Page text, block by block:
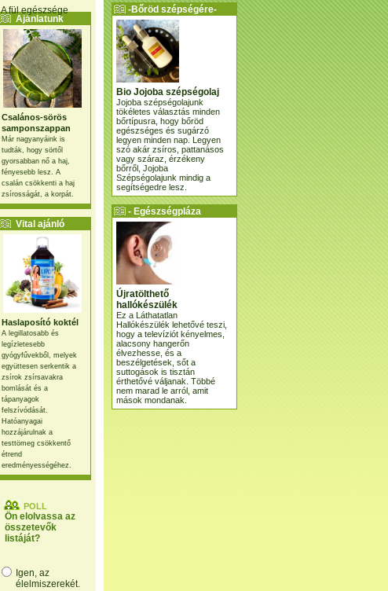
A fül egészsége
Ajánlatunk
Csalános-sörös
samponszappan
Már nagyanyáink is
tudták, hogy sörtől
gyorsabban nő a haj,
fényesebb lesz. A
csalán csökkenti a haj
zsírosságát, a korpát.
Vital ajánló
Haslaposító koktél
A legillatosabb és
legízletesebb
gyógyfűvekből, melyek
együttesen serkentik a
zsírok zsírsavakra
bomlását és a
tápanyagok
felszívódását.
Hatóanyagai
hozzájárulnak a
testtömeg csökkentő
étrend
eredményességéhez.
POLL
Ön elolvassa az
összetevők
listáját?
Igen, az
élelmiszerekét.
-Bőröd szépségére-
Bio Jojoba szépségolaj
Jojoba szépségolajunk
tökéletes választás minden
bőrtípusra, hogy bőröd
egészséges és sugárzó
legyen minden nap. Legyen
szó akár zsíros, pattanásos
vagy száraz, érzékeny
bőrről, Jojoba
Szépségolajunk mindig a
segítségedre lesz.
- Egészségpláza
ajánlatunk -
Újratölthető
hallókészülék
Ez a Láthatatlan
Hallókészülék lehetővé teszi,
hogy a televíziót kényelmes,
alacsony hangerőn
élvezhesse, és a
beszélgetések, sőt a
suttogások is tisztán
érthetővé váljanak. Többé
nem marad le arról, amit
mások mondanak.